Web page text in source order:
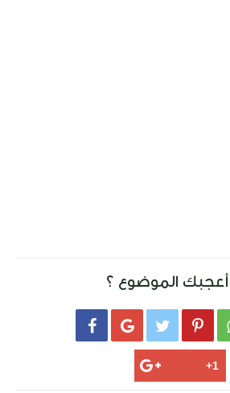
الموضوع ؟
   